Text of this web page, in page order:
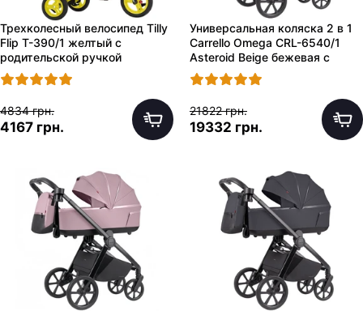
Трехколесный велосипед Tilly
Flip T-390/1 желтый с
родительской ручкой
4834 грн.
4167 грн.
Универсальная коляска 2 в 1
Carrello Omega CRL-6540/1
Asteroid Beige бежевая с
сумочкой
21822 грн.
19332 грн.